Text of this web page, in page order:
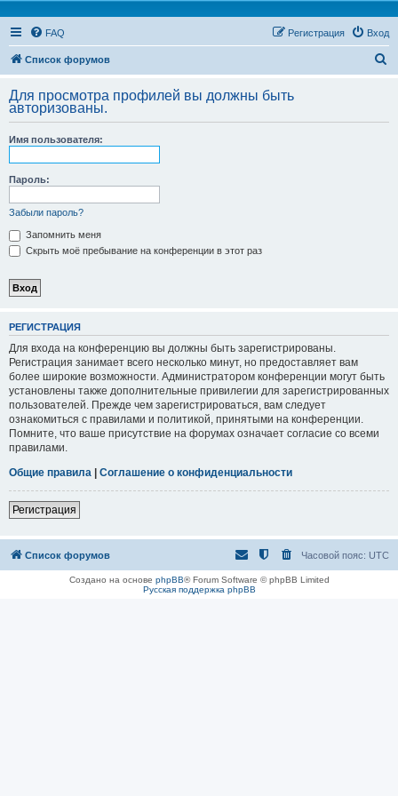
FAQ Вход
Регистрация
Список форумов
с
Для просмотра профилей вы должны быть
авторизованы.
Имя пользователя:
Пароль:
Забыли пароль?
Запомнить меня
Скрыть моё пребывание на конференции в этот раз
РЕГИСТРАЦИЯ
Для входа на конференцию вы должны быть зарегистрированы.
Регистрация занимает всего несколько минут, но предоставляет вам
более широкие возможности. Администратором конференции могут быть
установлены также дополнительные привилегии для зарегистрированных
пользователей. Прежде чем зарегистрироваться, вам следует
ознакомиться с правилами и политикой, принятыми на конференции.
Помните, что ваше присутствие на форумах означает согласие со всеми
правилами.
Общие правила | Соглашение о конфиденциальности
Регистрация
Список форумов Часовой пояс: UTC
Создано на основе phpBB® Forum Software © phpBB Limited
Русская поддержка phpBB